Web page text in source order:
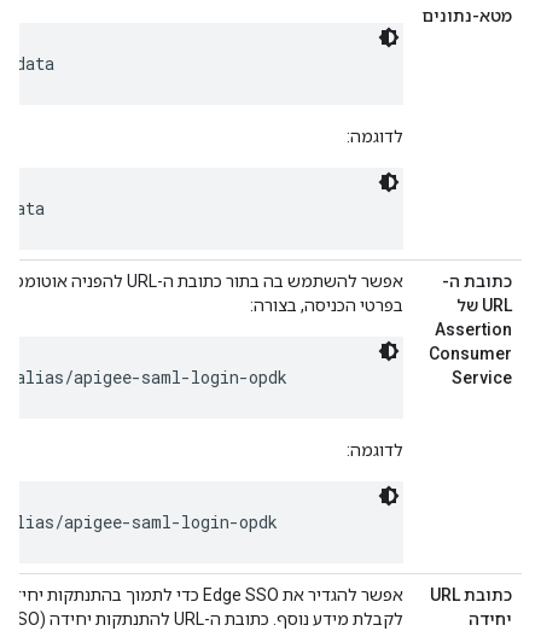
מטא-נתונים
לדוגמה:
כתובת ה-
URL של
Assertion
Consumer
Service
בפרטי הכניסה, בצורה:
alias/apigee-saml-login-opdk
לדוגמה:
alias/apigee-saml-login-opdk
כתובת URL
יחידה
אפשר להגדיר את Edge SSO כדי לתמוך בהתנתקות יחידה. צפייה
לקבלת מידע נוסף. כתובת ה-URL להתנתקות יחידה (SSO) ב-Edge תופיע בתבנית: